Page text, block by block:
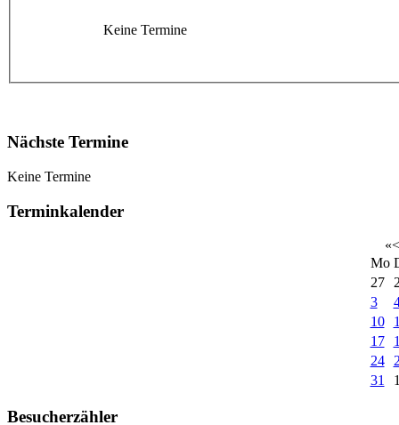
Keine Termine
Nächste Termine
Keine Termine
Terminkalender
«<
Mo
27
3
10
17
24
31
Besucherzähler